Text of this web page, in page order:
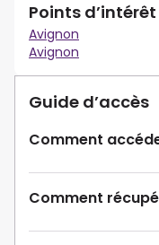
Points
Avignon
Avignon
Guide d’accès
Comment
Comment